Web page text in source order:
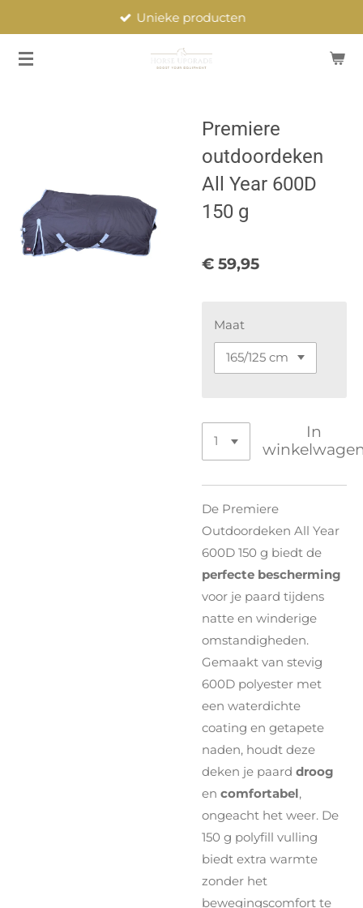
naar
Unieke producten
Premiere
outdoordeken
All Year 600D
150 g
€ 59,95
Maat
In
De Premiere
Outdoordeken All Year
600D 150 g biedt de
perfecte bescherming
voor je paard tijdens
natte en winderige
omstandigheden.
Gemaakt van stevig
600D polyester met
een waterdichte
coating en getapete
naden, houdt deze
deken je paard droog
en comfortabel,
ongeacht het weer. De
150 g polyfill vulling
biedt extra warmte
zonder het
bewegingscomfort te